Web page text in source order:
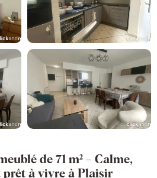
de 71 m² – Calme,
à vivre à Plaisir